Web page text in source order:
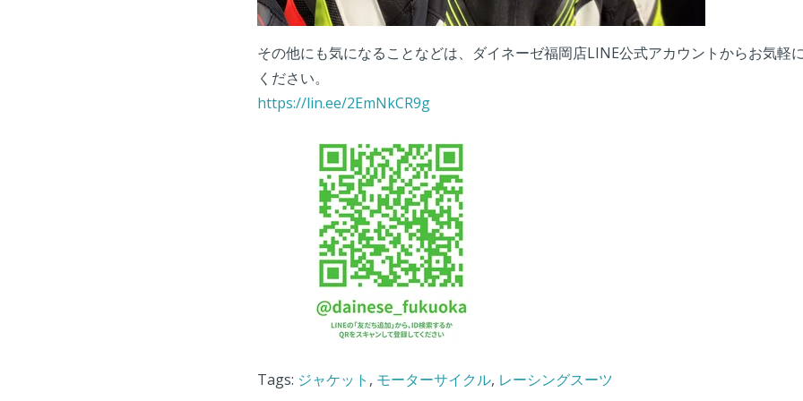
その他にも気になることなどは、ダイネーゼ福岡店LINE公式アカウントからお気軽
ください。
https://lin.ee/2EmNkCR9g
Tags: ジャケット , モーターサイクル, レーシングスーツ